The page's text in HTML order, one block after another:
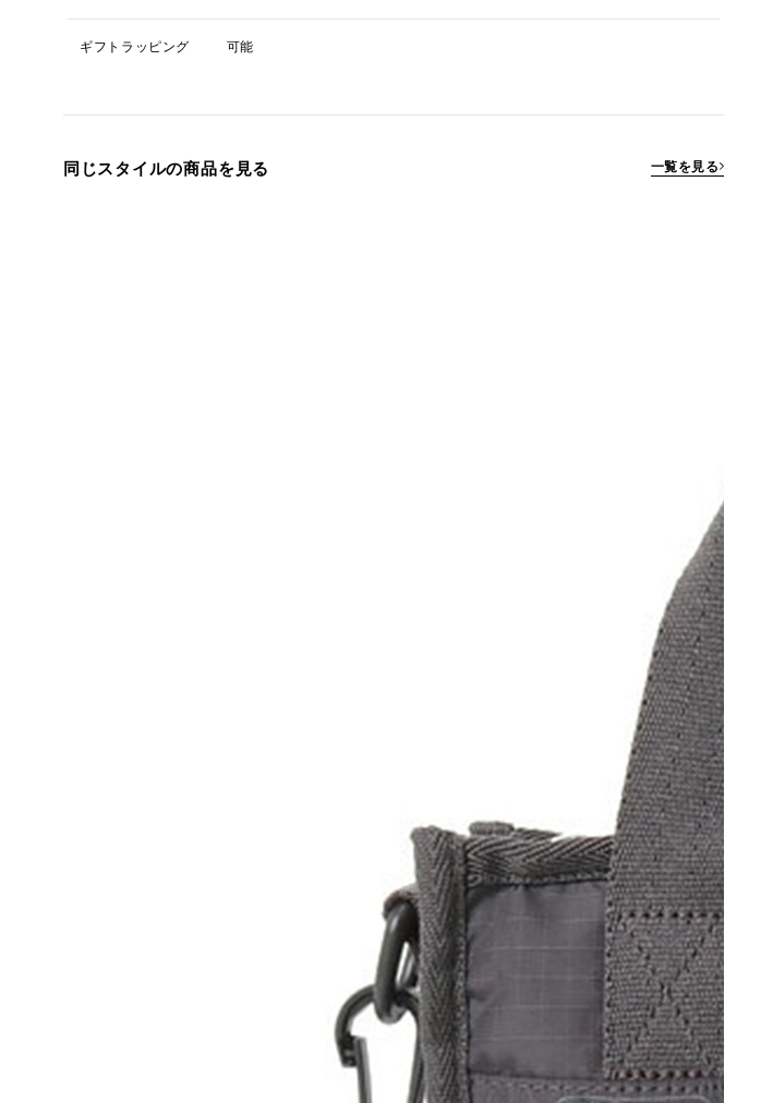
ギフトラッピング 可能
同じスタイルの商品を見る 一覧を見る